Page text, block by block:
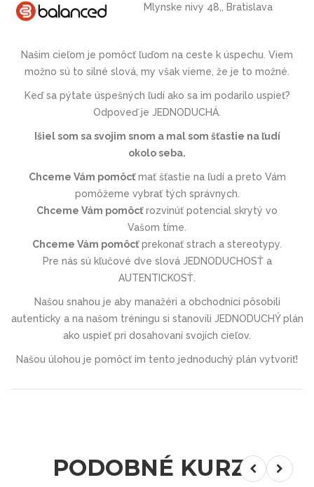
Mlynske nivy 48,, Bratislava
Našim cieľom je pomôcť ľuďom na ceste k úspechu. Viem
možno sú to silné slová, my však vieme, že je to možné.
Keď sa pýtate úspešných ľudí ako sa im podarilo uspieť?
Odpoveď je JEDNODUCHÁ.
Išiel som sa svojim snom a mal som šťastie na ľudí
okolo seba.
Chceme Vám pomôcťmať šťastie na ľudí a preto Vám
pomôžeme vybrať tých správnych.
Chceme Vám pomôcťrozvinúť potencial skrytý vo
Vašom tíme.
Chceme Vám pomôcťprekonať strach a stereotypy.
Pre nás sú kľučové dve slová JEDNODUCHOSŤ a
AUTENTICKOSŤ.
Našou snahou je aby manažéri a obchodníci pôsobili
autenticky a na našom tréningu si stanovili JEDNODUCHÝ plán
ako uspieť pri dosahovaní svojích cieľov.
Našou úlohou je pomôcť im tento jednoduchý plán vytvoriť!
PODOBNÉ KURZY